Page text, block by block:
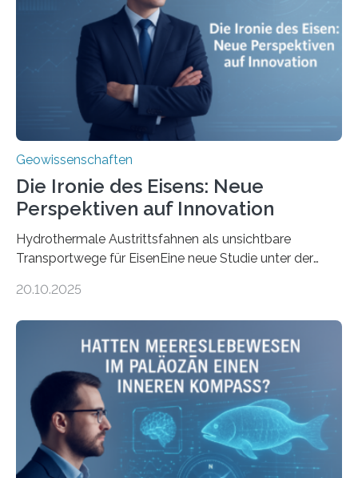
Geowissenschaften
Die Ironie des Eisens: Neue
Perspektiven auf Innovation
Hydrothermale Austrittsfahnen als unsichtbare
Transportwege für EisenEine neue Studie unter der
Umweltwissenschaften der Universität Bremen –
Stoffkreislauf im Ozean prägen. Die Überblicksstudie
mit dem Titel „Iron’s Irony“ ist in Communications Earth
& Environment erschienen. Die Studie fasst bestehende
Forschungsergebnisse zusammen und interpretiert sie
neu, um zu erklären, wie Eisen, das aus hydrothermalen
Systemen freigesetzt wird, über ganze Ozeanbecken
transportiert werden kann. „Das…
20.10.2025